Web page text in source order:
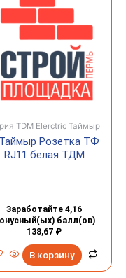
TDM Elerctric Таймыр
Розетка ТФ
RJ11 белая ТДМ
Заработайте 4,16
балл(ов)
138,67 ₽
В корзину